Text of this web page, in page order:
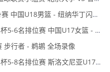
2026年07月29日国青男篮热身赛 中国U18男篮 - 纽纳华丁闪电队 全场录像
2026年07月19日U17女篮世界杯5-6名排位赛 中国U17女篮 - 新西兰U17女篮 全场录像
步行者 - 鹈鹕 全场录像
2026年07月18日U17女篮世界杯5-8名排位赛 斯洛文尼亚U17女篮 - 中国U17女篮 全场录像